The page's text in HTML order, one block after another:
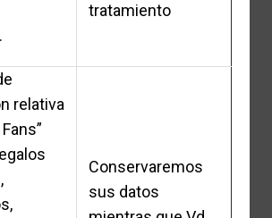
tratamiento
relativa
Conservaremos
sus datos